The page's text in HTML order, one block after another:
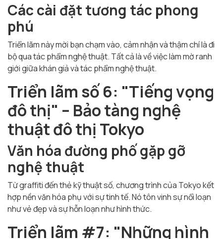
Các cài đặt tương tác phong
phú
Triển lãm này mời bạn chạm vào, cảm nhận và thậm chí là đi
bộ qua tác phẩm nghệ thuật. Tất cả là về việc làm mờ ranh
giới giữa khán giả và tác phẩm nghệ thuật.
Triển lãm số 6: "Tiếng vọng
đô thị" – Bảo tàng nghệ
thuật đô thị Tokyo
Văn hóa đường phố gặp gỡ
nghệ thuật
Từ graffiti đến thẻ kỹ thuật số, chương trình của Tokyo kết
hợp nền văn hóa phụ với sự tinh tế. Nó tôn vinh sự nổi loạn
như vẻ đẹp và sự hỗn loạn như hình thức.
Triển lãm #7: "Những hình